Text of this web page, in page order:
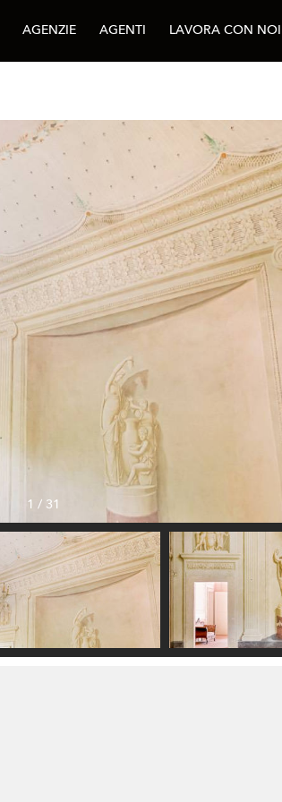
AGENZIE AGENTI LAVORA CON NOI
1 / 31